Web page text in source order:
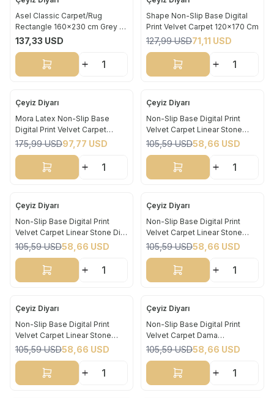
Yeni
Asel Classic Carpet/Rug
Rectangle 160x230 cm Grey -
Beige
137,33 USD
Sepete Ekle
Yeni
%44
Shape Non-Slip Base Digital
Print Velvet Carpet 120x170 Cm
127,99USD71,11 USD
Sepete Ekle
Yeni
%44
Çeyiz Diyarı
Mora Latex Non-Slip Base
Digital Print Velvet Carpet
Grey-White 150x220 cm
175,99USD97,77 USD
Sepete Ekle
Yeni
%44
Çeyiz Diyarı
Non-Slip Base Digital Print
Velvet Carpet Linear Stone
Brown 180x280 cm
105,59USD58,66 USD
Sepete Ekle
Yeni
%44
Çeyiz Diyarı
Non-Slip Base Digital Print
Velvet Carpet Linear Stone Dim
Gray 180x280 cm
105,59USD58,66 USD
Sepete Ekle
Yeni
%44
Çeyiz Diyarı
Non-Slip Base Digital Print
Velvet Carpet Linear Stone
White 180x280 cm
105,59USD58,66 USD
Sepete Ekle
Yeni
%44
Çeyiz Diyarı
Non-Slip Base Digital Print
Velvet Carpet Linear Stone
Black 180x280 cm
105,59USD58,66 USD
Sepete Ekle
Yeni
%44
Çeyiz Diyarı
Non-Slip Base Digital Print
Velvet Carpet Dama
Cappuccino 180x280 cm
105,59USD58,66 USD
Sepete Ekle